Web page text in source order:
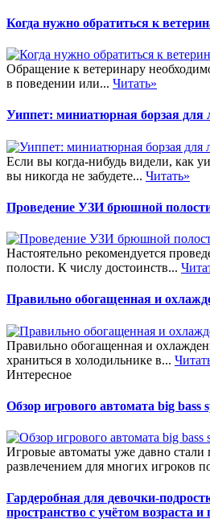
Когда нужно обратиться к
Обращение к ветеринару
в поведении или... Читать»
Уиппет: миниатюрная борзая для
Если вы когда-нибудь видели, как
вы никогда не забудете... Читать»
Проведение УЗИ брюшной
Настоятельно рекомендуется
полости. К числу достоинств...
Правильно обогащенная и
Правильно обогащенная и
храниться в холодильнике в...
Интересное
Обзор игрового автомата big bass
Игровые автоматы уже давно
развлечением для многих игроков
Гардеробная для девочки-
пространство с учётом возраста